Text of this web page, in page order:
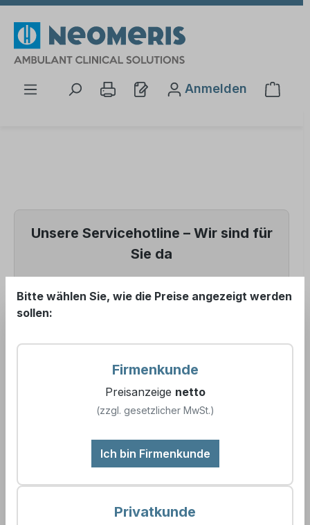
Anmelden
Unsere Servicehotline – Wir sind für
Sie da
📞 +49 (0) 5121
Produkte filtern
Keine Produkte gefunden.
Bitte wählen Sie, wie die Preise angezeigt werden
sollen:
Firmenkunde
Preisanzeige netto
(zzgl. gesetzlicher MwSt.)
Ich bin Firmenkunde
Privatkunde